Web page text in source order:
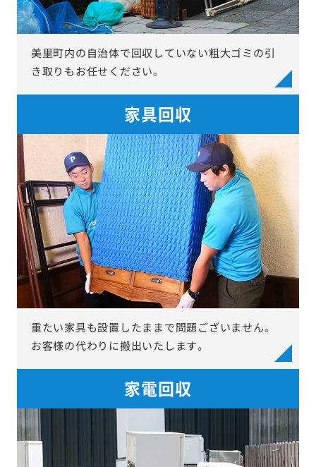
美里町内の自治体で回収していない粗大ゴミの引
き取りもお任せください。
家具回収
重たい家具も設置したままで問題ございません。
お客様の代わりに搬出いたします。
家電回収